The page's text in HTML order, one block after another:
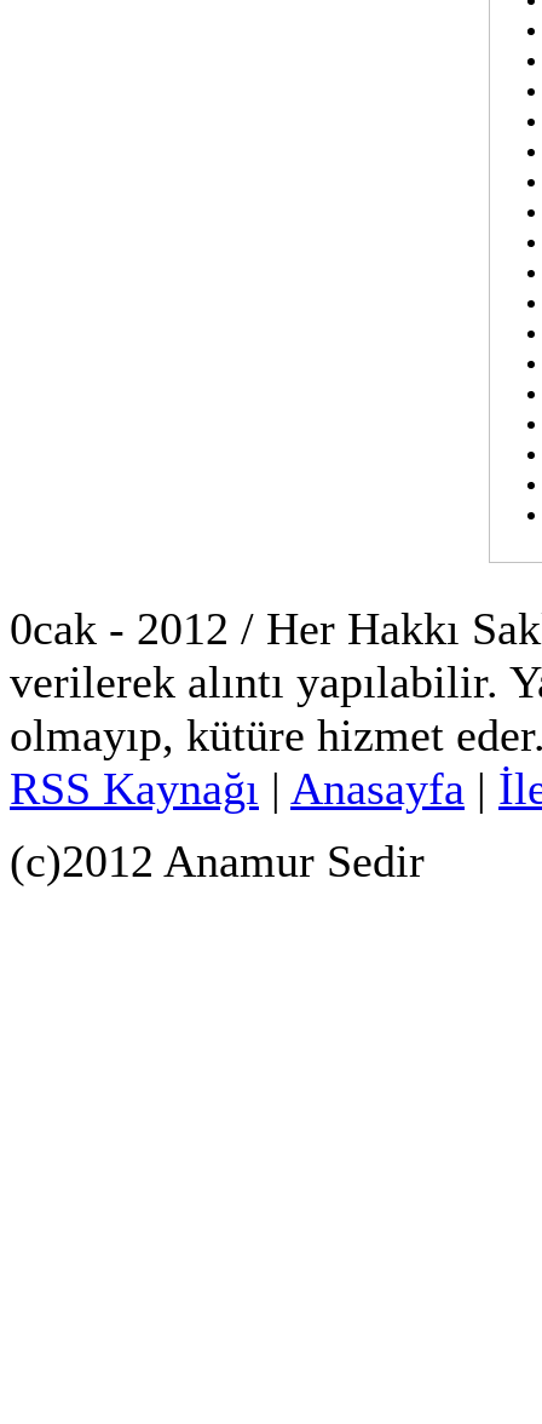
0cak - 2012 / Her Hakkı
verilerek alıntı yapılabilir.
olmayıp, kütüre hizmet
RSS Kaynağı | Anasayfa |
(c)2012 Anamur Sedir